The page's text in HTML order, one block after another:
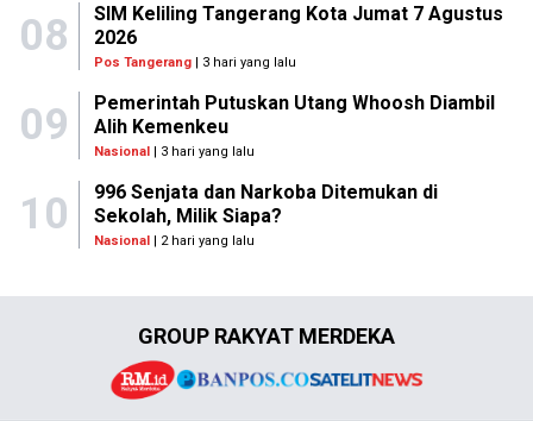
08
SIM Keliling Tangerang Kota Jumat 7 Agustus
2026
Pos Tangerang| 3 hari yang lalu
09
Pemerintah Putuskan Utang Whoosh Diambil
Alih Kemenkeu
Nasional| 3 hari yang lalu
10
996 Senjata dan Narkoba Ditemukan di
Sekolah, Milik Siapa?
Nasional| 2 hari yang lalu
GROUP RAKYAT MERDEKA